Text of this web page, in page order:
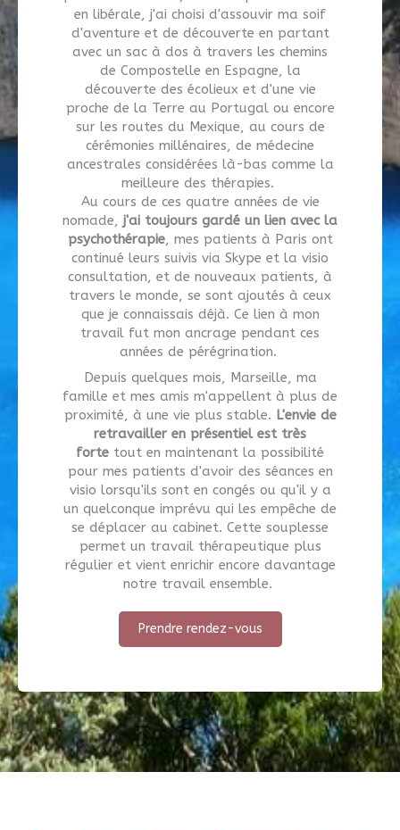
en libérale, j'ai choisi d'assouvir ma soif
d'aventure et de découverte en partant
avec un sac à dos à travers les chemins
de Compostelle en Espagne, la
découverte des écolieux et d'une vie
proche de la Terre au Portugal ou encore
sur les routes du Mexique, au cours de
cérémonies millénaires, de médecine
ancestrales considérées là-bas comme la
meilleure des thérapies.
Au cours de ces quatre années de vie
nomade, j'ai toujours gardé un lien avec la
psychothérapie, mes patients à Paris ont
continué leurs suivis via Skype et la visio
consultation, et de nouveaux patients, à
travers le monde, se sont ajoutés à ceux
que je connaissais déjà. Ce lien à mon
travail fut mon ancrage pendant ces
années de pérégrination.
Depuis quelques mois, Marseille, ma
famille et mes amis m'appellent à plus de
proximité, à une vie plus stable. L'envie de
retravailler en présentiel est très
forte tout en maintenant la possibilité
pour mes patients d'avoir des séances en
visio lorsqu'ils sont en congés ou qu'il y a
un quelconque imprévu qui les empêche de
se déplacer au cabinet. Cette souplesse
permet un travail thérapeutique plus
régulier et vient enrichir encore davantage
notre travail ensemble.
Prendre rendez-vous